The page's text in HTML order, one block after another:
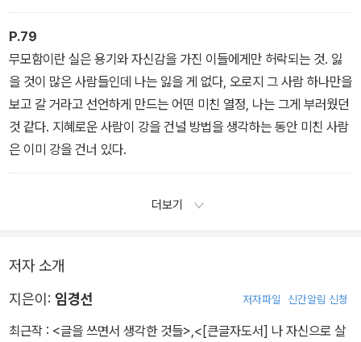
P.79
무모함이란 실은 용기와 자신감을 가진 이들에게만 허락되는 것. 잃
을 것이 많은 사람들인데 나는 잃을 게 없다, 오로지 그 사람 하나만을
보고 갈 거라고 선언하게 만드는 어떤 미친 열정, 나는 그게 부러웠던
것 같다. 지혜로운 사람이 강을 건널 방법을 생각하는 동안 미친 사람
은 이미 강을 건너 있다.
더보기
저자 소개
지은이: 임경선 저자파일 신간알림 신청
최근작 : <글을 쓰면서 생각한 것들> <[큰글자도서] 나 자신으로 살